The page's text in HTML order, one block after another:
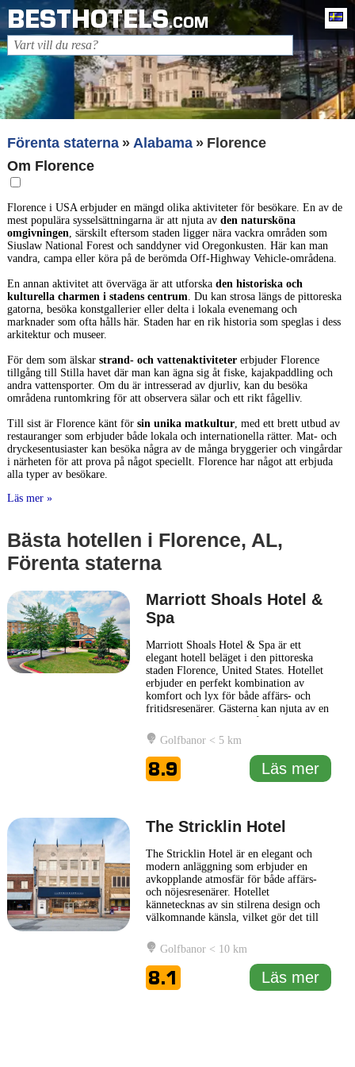
BESTHOTELS.COM
Förenta staterna Alabama
Florence
Om Florence
Florence i USA erbjuder en mängd olika aktiviteter för besökare. En av de
mest populära sysselsättningarna är att njuta av den natursköna
omgivningen, särskilt eftersom staden ligger nära vackra områden som
Siuslaw National Forest och sanddyner vid Oregonkusten. Här kan man
vandra, campa eller köra på de berömda Off-Highway Vehicle-områdena.
En annan aktivitet att överväga är att utforska den historiska och
kulturella charmen i stadens centrum. Du kan strosa längs de pittoreska
gatorna, besöka konstgallerier eller delta i lokala evenemang och
marknader som ofta hålls här. Staden har en rik historia som speglas i dess
arkitektur och museer.
För dem som älskar strand- och vattenaktivitetererbjuder Florence
tillgång till Stilla havet där man kan ägna sig åt fiske, kajakpaddling och
andra vattensporter. Om du är intresserad av djurliv, kan du besöka
områdena runtomkring för att observera sälar och ett rikt fågelliv.
Till sist är Florence känt för sin unika matkultur, med ett brett utbud av
restauranger som erbjuder både lokala och internationella rätter. Mat- och
dryckesentusiaster kan besöka några av de många bryggerier och vingårdar
i närheten för att prova på något speciellt. Florence har något att erbjuda
alla typer av besökare.
Läs mer »
Bästa hotellen i Florence, AL,
Förenta staterna
Marriott Shoals Hotel &
Spa
Marriott Shoals Hotel & Spa är ett
elegant hotell beläget i den pittoreska
staden Florence, United States. Hotellet
erbjuder en perfekt kombination av
komfort och lyx för både affärs- och
fritidsresenärer. Gästerna kan njuta av en
renommerade spa, där olika
avslappnande behandlingar erbjuds för
att främja välbefinnande.
Restaurangalternativen på Marriott
Shoals... Läs mer
Golfbanor < 5 km
8.9 Läs mer
The Stricklin Hotel
The Stricklin Hotel är en elegant och
modern anläggning som erbjuder en
avkopplande atmosfär för både affärs-
och nöjesresenärer. Hotellet
kännetecknas av sin stilrena design och
välkomnande känsla, vilket gör det till
komfortabel vistelse. Med sina bekväma
rum och välutrustade faciliteter strävar
The Stricklin Hotel efter att uppfylla
gästens behov, oavsett om ... Läs mer
Golfbanor < 10 km
8.1 Läs mer